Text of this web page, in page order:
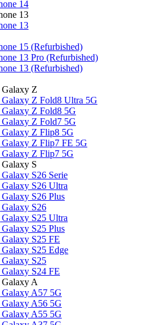
14
13
13
15 (Refurbished)
13 Pro (Refurbished)
13 (Refurbished)
Galaxy Z
Galaxy Z Fold8 Ultra 5G
Galaxy Z Fold8 5G
Galaxy Z Fold7 5G
Galaxy Z Flip8 5G
Galaxy Z Flip7 FE 5G
Galaxy Z Flip7 5G
Galaxy S
Galaxy S26 Serie
Galaxy S26 Ultra
Galaxy S26 Plus
Galaxy S26
Galaxy S25 Ultra
Galaxy S25 Plus
Galaxy S25 FE
Galaxy S25 Edge
Galaxy S25
Galaxy S24 FE
Galaxy A
Galaxy A57 5G
Galaxy A56 5G
Galaxy A55 5G